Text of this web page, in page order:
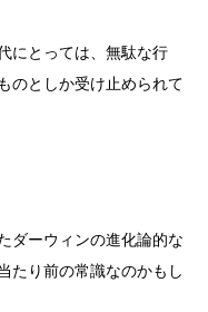
にとっては、無駄な行
のとしか受け止められて
ダーウィンの進化論的な
たり前の常識なのかもし